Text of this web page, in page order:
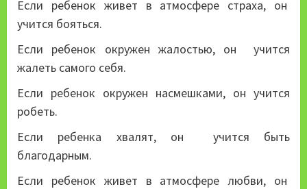
Если ребенок живет в атмосфере страха, он
учится бояться.
Если ребенок окружен жалостью, он учится
жалеть самого себя.
Если ребенок окружен насмешками, он учится
робеть.
Если ребенка хвалят, он учится быть
благодарным.
Если ребенок живет в атмосфере любви, он